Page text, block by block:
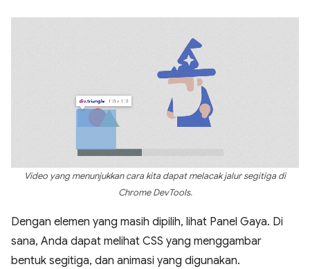
Video yang menunjukkan cara kita dapat melacak jalur segitiga di
Chrome DevTools.
Dengan elemen yang masih dipilih, lihat Panel Gaya. Di
sana, Anda dapat melihat CSS yang menggambar
bentuk segitiga, dan animasi yang digunakan.